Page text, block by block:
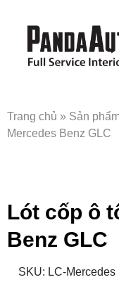
Trang chủ » Sản
Mercedes Benz GLC
Lót cốp ô
Benz GLC
SKU: LC-Mercedes